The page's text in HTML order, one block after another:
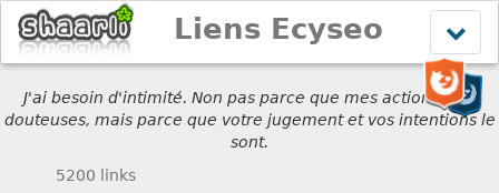
le
menu
Liens Ecyseo
J'ai besoin d'intimité. Non pas parce que mes actions sont
douteuses, mais parce que votre jugement et vos intentions le
sont.
5200 links